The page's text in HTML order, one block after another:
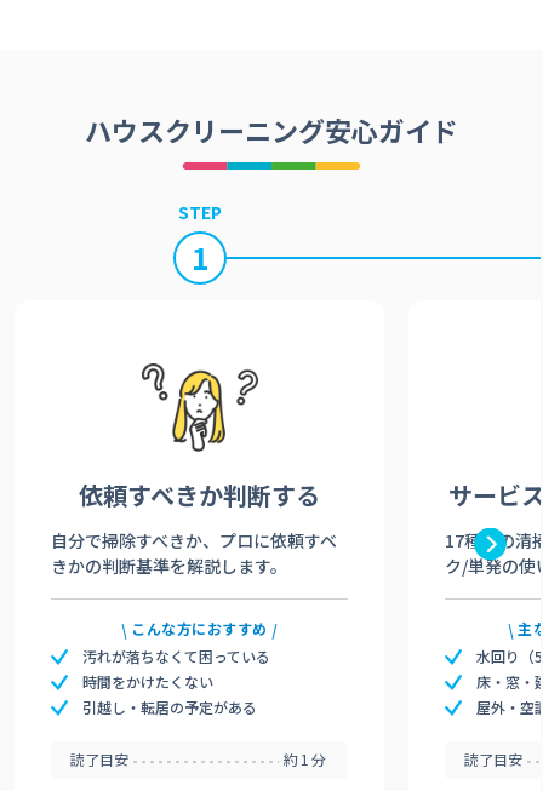
ハウスクリーニング安心ガイド
STEP
1
依頼すべきか判断する
自分で掃除すべきか、プロに依頼すべ
きかの判断基準を解説します。
こんな方におすすめ
汚れが落ちなくて困っている
時間をかけたくない
引越し・転居の予定がある
読了目安 約1分
サービ
17種類の清
ク/単発の使
主
水回り（
床・窓・
屋外・空
読了目安